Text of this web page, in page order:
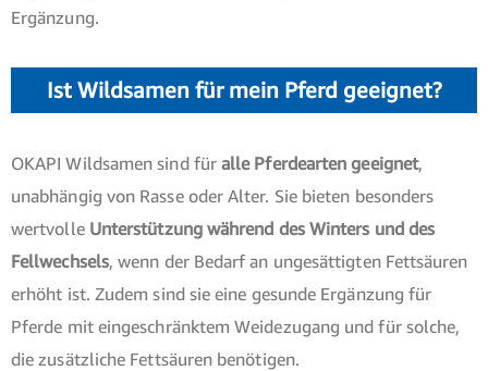
Ergänzung.
Ist Wildsamen für mein Pferd geeignet?
OKAPI Wildsamen sind füralle Pferdearten geeignet,
unabhängig von Rasse oder Alter. Sie bieten besonders
wertvolle Unterstützung während des Winters und des
Fellwechsels, wenn der Bedarf an ungesättigten Fettsäuren
erhöht ist. Zudem sind sie eine gesunde Ergänzung für
Pferde mit eingeschränktem Weidezugang und für solche,
die zusätzliche Fettsäuren benötigen.